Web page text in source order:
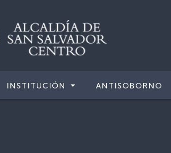
INSTITUCIÓN ANTISOBORNO